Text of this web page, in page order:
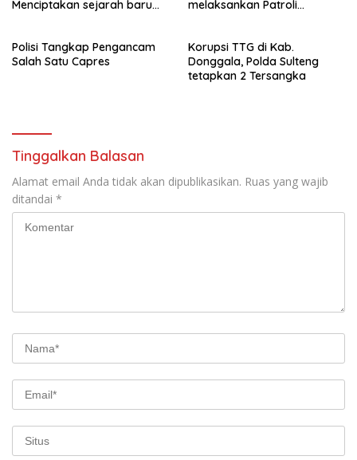
Menciptakan sejarah baru
Buru (Namlea).
melaksankan Patroli
Polisi Tangkap Pengancam
Salah Satu Capres
Korupsi TTG di Kab.
Donggala, Polda Sulteng
tetapkan 2 Tersangka
Tinggalkan Balasan
Alamat email Anda tidak akan dipublikasikan. Ruas yang wajib
ditandai *